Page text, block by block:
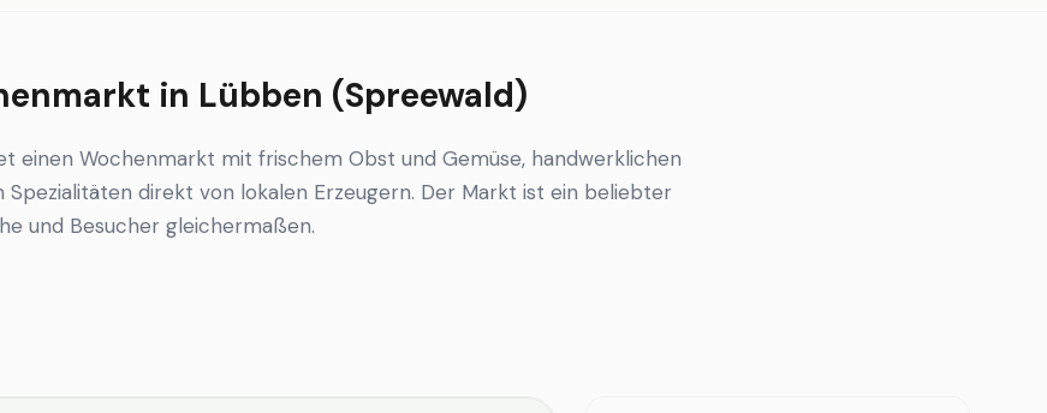
in Lübben (Spreewald)
einen Wochenmarkt mit frischem Obst und Gemüse, handwerklichen
Spezialitäten direkt von lokalen Erzeugern. Der Markt ist ein beliebter
und Besucher gleichermaßen.